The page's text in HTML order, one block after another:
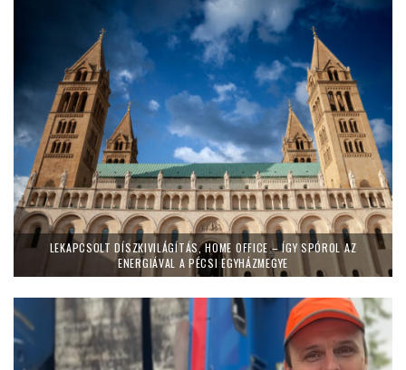
LEKAPCSOLT DÍSZKIVILÁGÍTÁS, HOME OFFICE – ÍGY SPÓROL AZ
ENERGIÁVAL A PÉCSI EGYHÁZMEGYE